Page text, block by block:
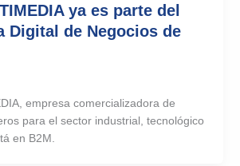
ya es parte del
Digital de Negocios de
empresa comercializadora de
para el sector industrial, tecnológico
en B2M.